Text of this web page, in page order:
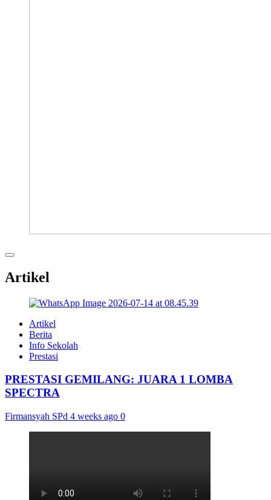
Artikel
Artikel
Berita
Info Sekolah
Prestasi
PRESTASI GEMILANG: JUARA 1 LOMBA
SPECTRA
Firmansyah SPd 4 weeks ago 0